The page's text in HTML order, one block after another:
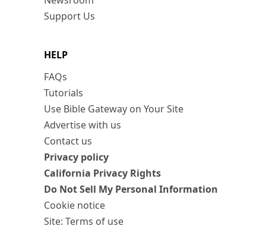
Support Us
HELP
FAQs
Tutorials
Use Bible Gateway on Your Site
Advertise with us
Contact us
Privacy policy
California Privacy Rights
Do Not Sell My Personal Information
Cookie notice
Site: Terms of use